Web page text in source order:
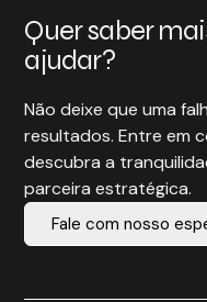
Quer saber
ajudar?
Não deixe que uma
resultados. Entre em
descubra a
parceira estratégica.
Fale com nosso